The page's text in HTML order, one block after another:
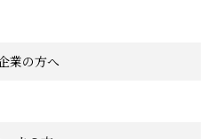
業の方へ